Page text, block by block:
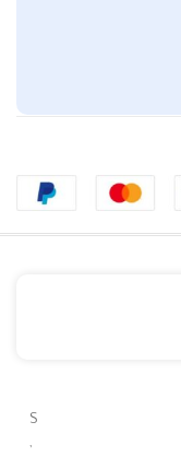
S
,